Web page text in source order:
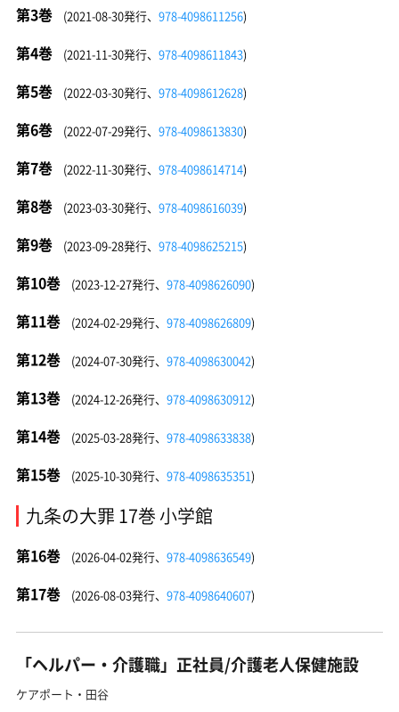
第3巻 (2021-08-30発行、 978-4098611256)
第4巻 (2021-11-30発行、 978-4098611843)
第5巻 (2022-03-30発行、 978-4098612628)
第6巻 (2022-07-29発行、 978-4098613830)
第7巻 (2022-11-30発行、 978-4098614714)
第8巻 (2023-03-30発行、 978-4098616039)
第9巻 (2023-09-28発行、 978-4098625215)
第10巻 (2023-12-27発行、 978-4098626090)
第11巻 (2024-02-29発行、 978-4098626809)
第12巻 (2024-07-30発行、 978-4098630042)
第13巻 (2024-12-26発行、 978-4098630912)
第14巻 (2025-03-28発行、 978-4098633838)
第15巻 (2025-10-30発行、 978-4098635351)
九条の大罪 17巻 小学館
第16巻 (2026-04-02発行、 978-4098636549)
第17巻 (2026-08-03発行、 978-4098640607)
「ヘルパー・介護職」正社員/介護老人保健施設
ケアポート・田谷